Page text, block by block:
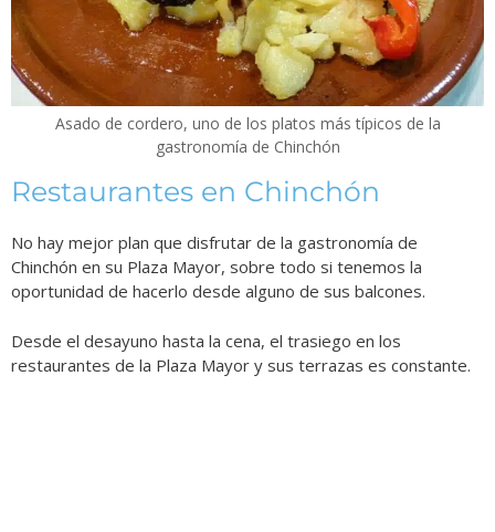
Asado de cordero, uno de los platos más típicos de la
gastronomía de Chinchón
Restaurantes en Chinchón
No hay mejor plan que disfrutar de la gastronomía de
Chinchón en su Plaza Mayor, sobre todo si tenemos la
oportunidad de hacerlo desde alguno de sus balcones.
Desde el desayuno hasta la cena, el trasiego en los
restaurantes de la Plaza Mayor y sus terrazas es constante.